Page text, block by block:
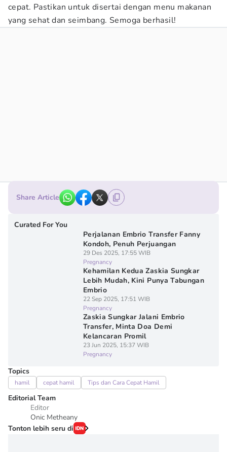
cepat. Pastikan untuk disertai dengan menu makanan
yang sehat dan seimbang. Semoga berhasil!
Share Article
Curated For You
Perjalanan Embrio Transfer Fanny
Kondoh, Penuh Perjuangan
29 Des 2025, 17:55 WIB
Pregnancy
Kehamilan Kedua Zaskia Sungkar
Lebih Mudah, Kini Punya Tabungan
Embrio
22 Sep 2025, 17:51 WIB
Pregnancy
Zaskia Sungkar Jalani Embrio
Transfer, Minta Doa Demi
Kelancaran Promil
23 Jun 2025, 15:37 WIB
Pregnancy
Topics
hamil cepat hamil Tips dan Cara Cepat Hamil
Editorial Team
Editor
Onic Metheany
Tonton lebih seru di